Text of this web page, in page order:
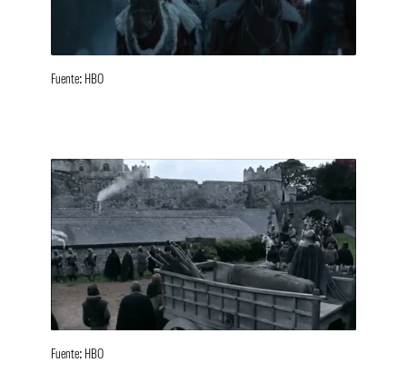
Fuente: HBO
Fuente: HBO